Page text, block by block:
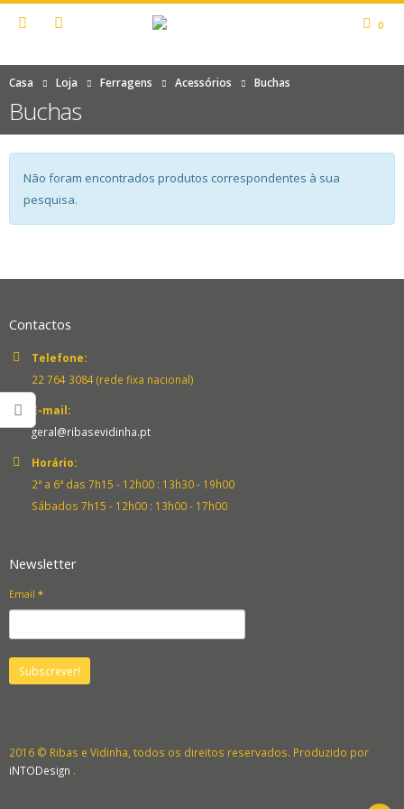
0
Casa Loja Ferragens Acessórios Buchas
Buchas
Não foram encontrados produtos correspondentes à sua
pesquisa.
Contactos
Telefone:
22 764 3084 (rede fixa nacional)
E-mail:
geral@ribasevidinha.pt
Horário:
2ª a 6ª das 7h15 - 12h00 : 13h30 - 19h00
Sábados 7h15 - 12h00 : 13h00 - 17h00
Newsletter
Email *
2016 © Ribas e Vidinha, todos os direitos reservados. Produzido por
iNTODesign .